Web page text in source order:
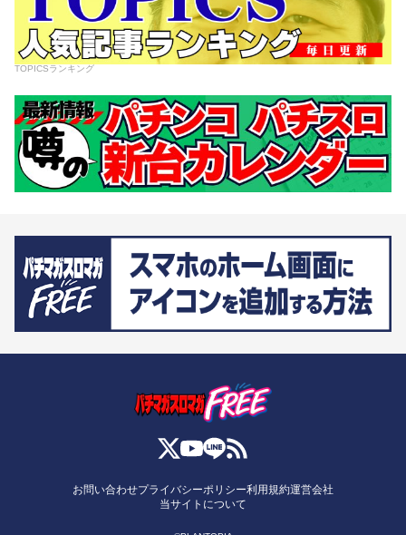
TOPICSランキング
お問い合わせプライバシーポリシー利用規約運営会社
当サイトについて